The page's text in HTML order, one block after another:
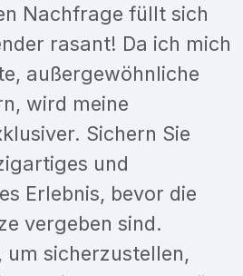
Nachfrage füllt sich
rasant! Da ich mich
außergewöhnliche
wird meine
Sichern Sie
und
Erlebnis, bevor die
vergeben sind.
um sicherzustellen,